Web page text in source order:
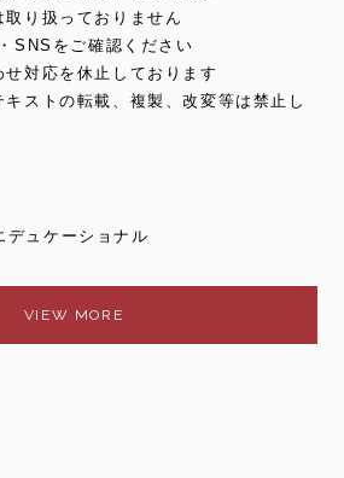
り扱っておりません
SNSをご確認ください
対応を休止しております
ストの転載、複製、改変等は禁止し
VIEW MORE